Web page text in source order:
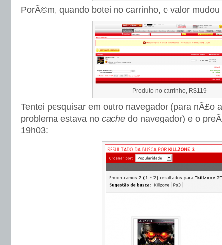
PorÃ©m, quando botei no carrinho, o valor mudou
Produto no carrinho, R$119
Tentei pesquisar em outro navegador (para nÃ£o
problema estava no cache do navegador) e o
19h03: